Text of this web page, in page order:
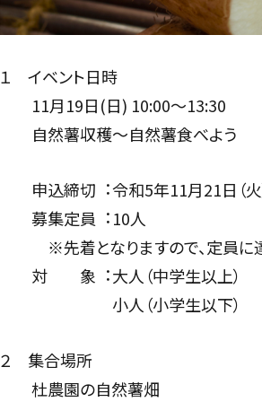
１ イベント⽇時
11月19日(日) 10:00〜13:30
自然薯収穫～自然薯食べよう
申込締切︓令和5年11⽉21⽇（火
募集定員︓10⼈
※先着となりますので、定員に達
対 象︓大人（中学生以上）
小人（小学生以下）
２ 集合場所
杜農園の自然薯畑